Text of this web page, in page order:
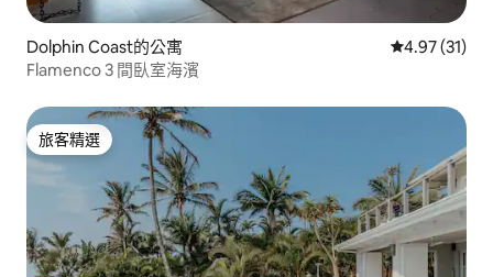
Dolphin Coast的公寓 從 31 則評價
4.97 (31)
Flamenco 3 間臥室海濱
旅客精選
旅客精選